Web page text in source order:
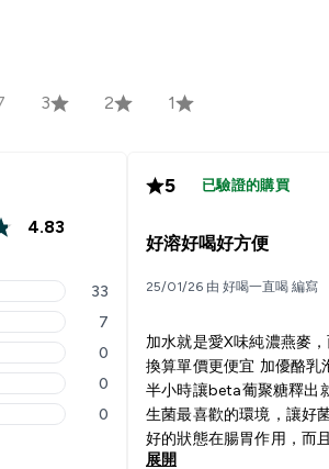
3 2 1
4.83
reviews
33
reviews
7
0
reviews
0
0
5 已驗證的購買
好溶好喝好方便
25/01/26 由 好喝一直喝 編寫
加水就是愛X味純濃燕麥
換算單價更便宜 加優酪乳
半小時讓beta葡聚糖釋出
生菌最喜歡的環境，讓好
好的狀態在腸胃作用，而
更濃厚，更有飽足感，也
展開